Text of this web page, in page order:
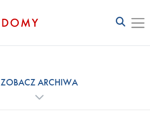
ZOBACZ ARCHIWA